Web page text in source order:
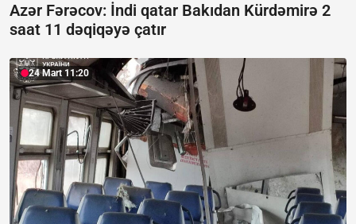
Azər Fərəcov: İndi qatar Bakıdan Kürdəmirə 2
saat 11 dəqiqəyə çatır
24 Mart 11:20